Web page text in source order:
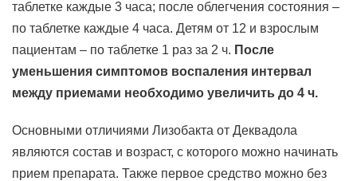
таблетке каждые 3 часа; после облегчения состояния –
по таблетке каждые 4 часа. Детям от 12 и взрослым
пациентам – по таблетке 1 раз за 2 ч. После
уменьшения симптомов воспаления интервал
между приемами необходимо увеличить до 4 ч.
Основными отличиями Лизобакта от Деквадола
являются состав и возраст, с которого можно начинать
прием препарата. Также первое средство можно без